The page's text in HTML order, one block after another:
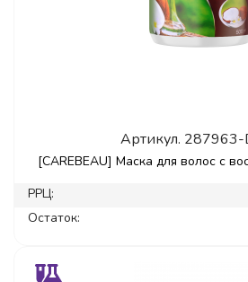
Артикул. 287963-
[CAREBEAU] Маска для волос с
РРЦ:
Остаток: